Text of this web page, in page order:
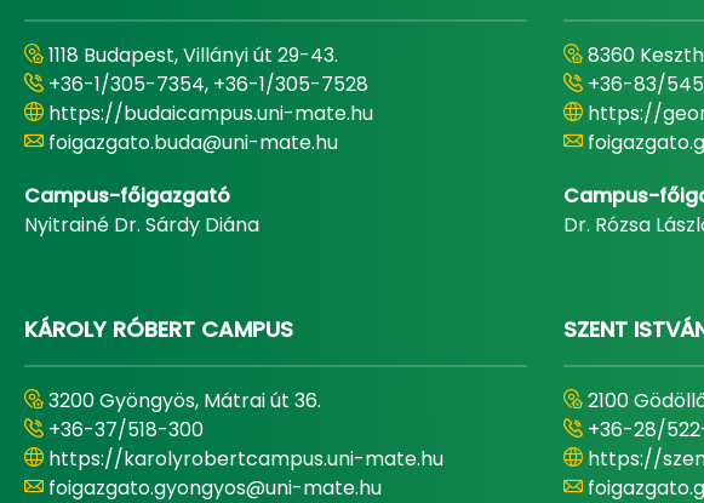
1118 Budapest, Villányi út 29-43.
+36-1/305-7354, +36-1/305-7528
https://budaicampus.uni-mate.hu
foigazgato.buda@uni-mate.hu
Campus-főigazgató
Nyitrainé Dr. Sárdy Diána
8360
+36-83/
https://
Campus-
Dr. Rózsa
KÁROLY RÓBERT CAMPUS
3200 Gyöngyös, Mátrai út 36.
+36-37/518-300
https://karolyrobertcampus.uni-mate.hu
foigazgato.gyongyos@uni-mate.hu
SZENT
2100
+36-28/
https://